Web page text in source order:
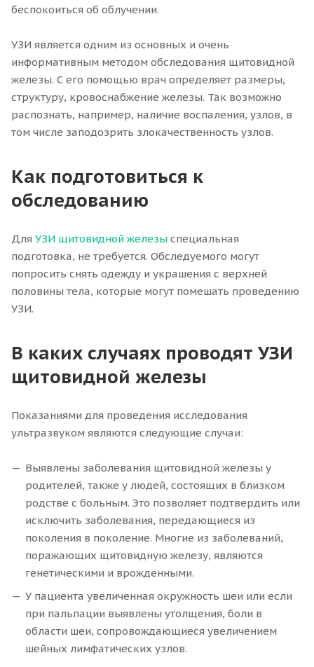
беспокоиться об облучении.
УЗИ является одним из основных и очень
информативным методом обследования щитовидной
железы. С его помощью врач определяет размеры,
структуру, кровоснабжение железы. Так возможно
распознать, например, наличие воспаления, узлов, в
том числе заподозрить злокачественность узлов.
Как подготовиться к
обследованию
Для УЗИ щитовидной железы специальная
подготовка, не требуется. Обследуемого могут
попросить снять одежду и украшения с верхней
половины тела, которые могут помешать проведению
УЗИ.
В каких случаях проводят УЗИ
щитовидной железы
Показаниями для проведения исследования
ультразвуком являются следующие случаи:
Выявлены заболевания щитовидной железы у
родителей, также у людей, состоящих в близком
родстве с больным. Это позволяет подтвердить или
исключить заболевания, передающиеся из
поколения в поколение. Многие из заболеваний,
поражающих щитовидную железу, являются
генетическими и врожденными.
У пациента увеличенная окружность шеи или если
при пальпации выявлены утолщения, боли в
области шеи, сопровождающиеся увеличением
шейных лимфатических узлов.